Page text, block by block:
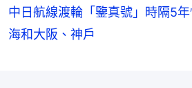
中日航線渡輪「鑒真號」時隔5
海和大阪、神戶